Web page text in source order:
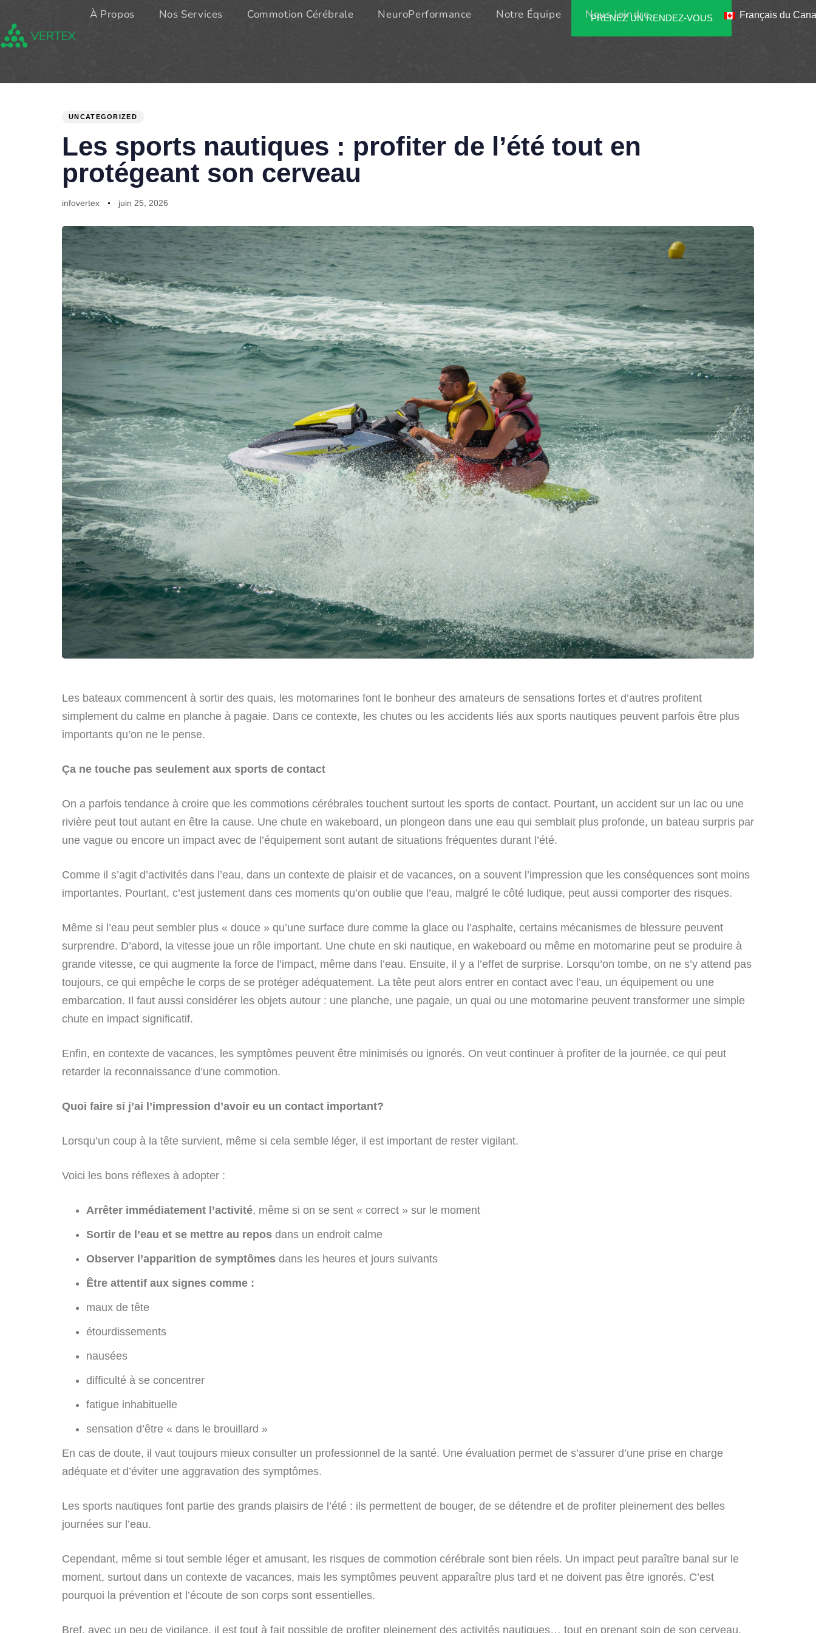
À Propos Nos Services Commotion Cérébrale NeuroPerformance Notre Équipe Nous Joindre
PRENEZ UN RENDEZ-VOUS Français du
UNCATEGORIZED
Les sports nautiques : profiter de l’été tout en
protégeant son cerveau
infovertex juin 25, 2026
Les bateaux commencent à sortir des quais, les motomarines font le bonheur des amateurs de sensations fortes et d’autres profitent
simplement du calme en planche à pagaie. Dans ce contexte, les chutes ou les accidents liés aux sports nautiques peuvent parfois être plus
importants qu’on ne le pense.
Ça ne touche pas seulement aux sports de contact
On a parfois tendance à croire que les commotions cérébrales touchent surtout les sports de contact. Pourtant, un accident sur un lac ou une
rivière peut tout autant en être la cause. Une chute en wakeboard, un plongeon dans une eau qui semblait plus profonde, un bateau surpris par
une vague ou encore un impact avec de l’équipement sont autant de situations fréquentes durant l’été.
Comme il s’agit d’activités dans l’eau, dans un contexte de plaisir et de vacances, on a souvent l’impression que les conséquences sont moins
importantes. Pourtant, c’est justement dans ces moments qu’on oublie que l’eau, malgré le côté ludique, peut aussi comporter des risques.
Même si l’eau peut sembler plus « douce » qu’une surface dure comme la glace ou l’asphalte, certains mécanismes de blessure peuvent
surprendre. D’abord, la vitesse joue un rôle important. Une chute en ski nautique, en wakeboard ou même en motomarine peut se produire à
grande vitesse, ce qui augmente la force de l’impact, même dans l’eau. Ensuite, il y a l’effet de surprise. Lorsqu’on tombe, on ne s’y attend pas
toujours, ce qui empêche le corps de se protéger adéquatement. La tête peut alors entrer en contact avec l’eau, un équipement ou une
embarcation. Il faut aussi considérer les objets autour : une planche, une pagaie, un quai ou une motomarine peuvent transformer une simple
chute en impact significatif.
Enfin, en contexte de vacances, les symptômes peuvent être minimisés ou ignorés. On veut continuer à profiter de la journée, ce qui peut
retarder la reconnaissance d’une commotion.
Quoi faire si j’ai l’impression d’avoir eu un contact important?
Lorsqu’un coup à la tête survient, même si cela semble léger, il est important de rester vigilant.
Voici les bons réflexes à adopter :
Arrêter immédiatement l’activité, même si on se sent « correct » sur le moment
Sortir de l’eau et se mettre au repos dans un endroit calme
Observer l’apparition de symptômes dans les heures et jours suivants
Être attentif aux signes comme :
maux de tête
étourdissements
nausées
difficulté à se concentrer
fatigue inhabituelle
sensation d’être « dans le brouillard »
En cas de doute, il vaut toujours mieux consulter un professionnel de la santé. Une évaluation permet de s’assurer d’une prise en charge
adéquate et d’éviter une aggravation des symptômes.
Les sports nautiques font partie des grands plaisirs de l’été : ils permettent de bouger, de se détendre et de profiter pleinement des belles
journées sur l’eau.
Cependant, même si tout semble léger et amusant, les risques de commotion cérébrale sont bien réels. Un impact peut paraître banal sur le
moment, surtout dans un contexte de vacances, mais les symptômes peuvent apparaître plus tard et ne doivent pas être ignorés. C’est
pourquoi la prévention et l’écoute de son corps sont essentielles.
Bref, avec un peu de vigilance, il est tout à fait possible de profiter pleinement des activités nautiques… tout en prenant soin de son cerveau.